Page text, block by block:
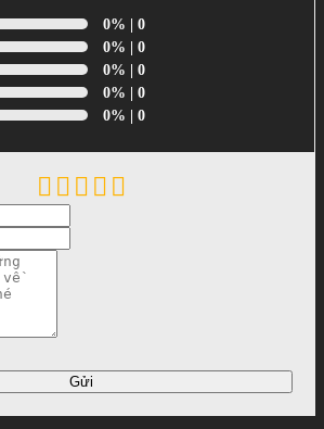
0% | 0
0% | 0
0% | 0
0% | 0
0% | 0
Gửi